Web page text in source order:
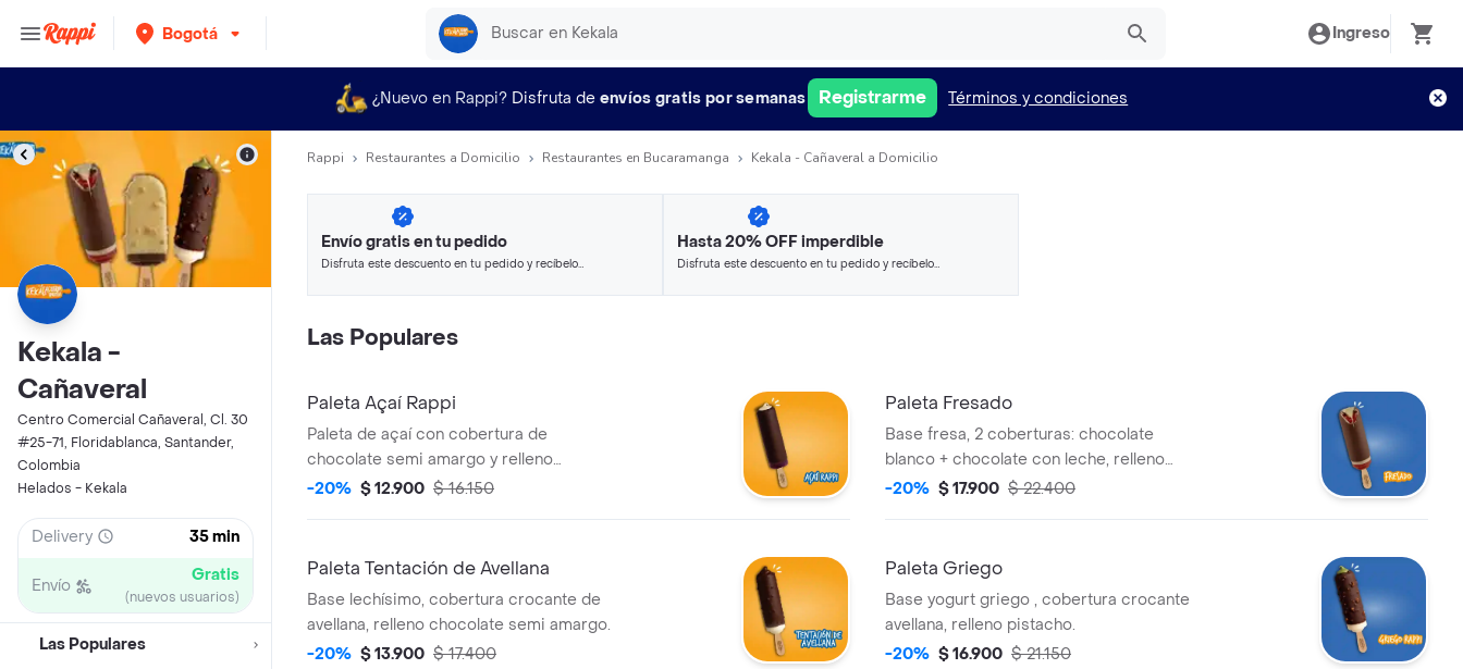
Bogotá Ingreso
¿Nuevo en Rappi? Disfruta de envíos gratis por semanas Registrarme Términos y condiciones
Kekala -
Cañaveral
Centro Comercial Cañaveral, Cl. 30
#25-71, Floridablanca, Santander,
Colombia
Helados - Kekala
Delivery 35 min
Envío Gratis
(nuevos usuarios)
Las Populares
Rappi Restaurantes a Domicilio Restaurantes en Bucaramanga Kekala - Cañaveral a Domicilio
Envío gratis en tu pedido
Disfruta este descuento en tu pedido y recíbelo
Hasta 20% OFF imperdible
Disfruta este descuento en tu pedido y recíbelo
Las Populares
Paleta Açaí Rappi
Paleta de açaí con cobertura de
chocolate semi amargo y relleno
lechísimo.
-20% $ 12.900 $ 16.150
Paleta Fresado
Base fresa, 2 coberturas: chocolate
blanco + chocolate con leche, relleno
lechísimo.
-20% $ 17.900 $ 22.400
Paleta Tentación de Avellana
Base lechísimo, cobertura crocante de
avellana, relleno chocolate semi amargo.
-20% $ 13.900 $ 17.400
Paleta Griego
Base yogurt griego , cobertura crocante
avellana, relleno pistacho.
-20% $ 16.900 $ 21.150